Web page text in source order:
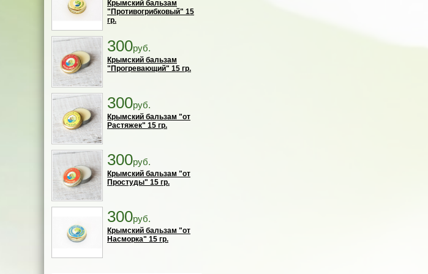
Крымский бальзам
"Противогрибковый" 15
гр.
300руб.
Крымский бальзам
"Прогревающий" 15 гр.
300руб.
Крымский бальзам "от
Растяжек" 15 гр.
300руб.
Крымский бальзам "от
Простуды" 15 гр.
300руб.
Крымский бальзам "от
Насморка" 15 гр.